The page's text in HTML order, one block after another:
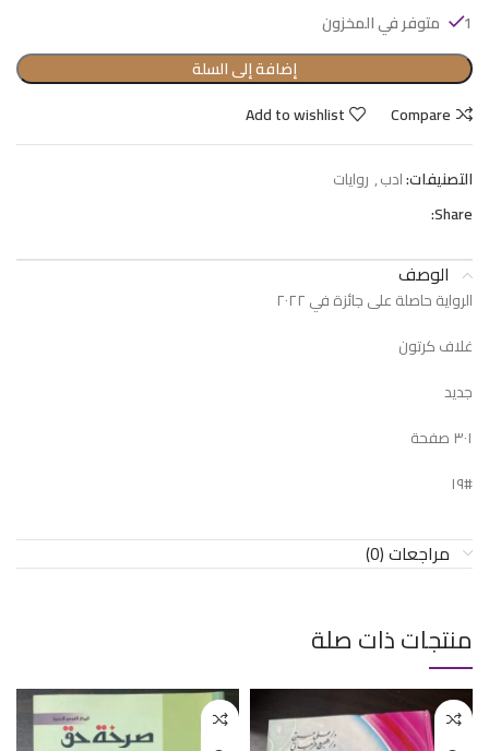
1 متوفر في المخزون
إضافة إلى السلة
Compare
Add to wishlist
التصنيفات:ادب, روايات
Share:
الوصف
الرواية حاصلة على جائزة في ٢٠٢٢
غلاف كرتون
جديد
٣٠١ صفحة
#١٩
مراجعات (0)
منتجات ذات صلة